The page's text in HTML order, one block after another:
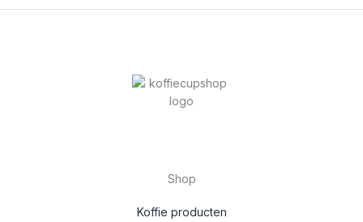
Shop
Koffie producten